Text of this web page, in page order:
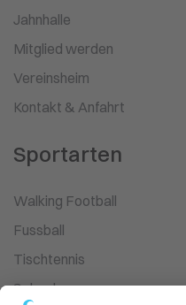
Jahnhalle
Mitglied werden
Vereinsheim
Kontakt & Anfahrt
Sportarten
Walking Football
Fussball
Tischtennis
Schach